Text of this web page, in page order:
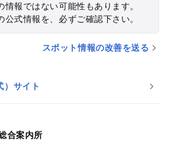
情報ではない可能性もあります。
公式情報を、必ずご確認下さい。
スポット情報の改善を送る
）サイト
合案内所